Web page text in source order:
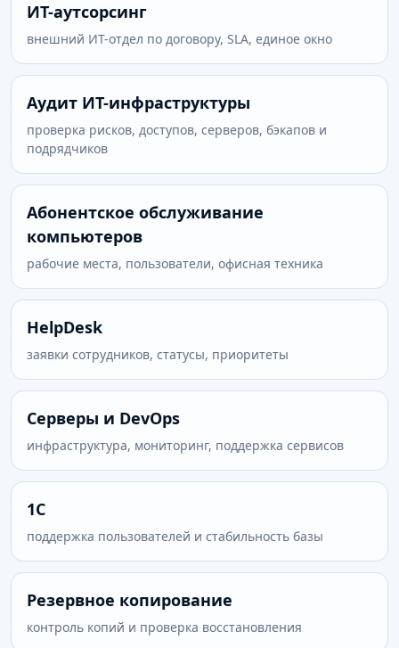
ИТ-аутсорсинг
внешний ИТ-отдел по договору, SLA, единое окно
Аудит ИТ-инфраструктуры
проверка рисков, доступов, серверов, бэкапов и
подрядчиков
Абонентское обслуживание
компьютеров
рабочие места, пользователи, офисная техника
HelpDesk
заявки сотрудников, статусы, приоритеты
Серверы и DevOps
инфраструктура, мониторинг, поддержка сервисов
1С
поддержка пользователей и стабильность базы
Резервное копирование
контроль копий и проверка восстановления